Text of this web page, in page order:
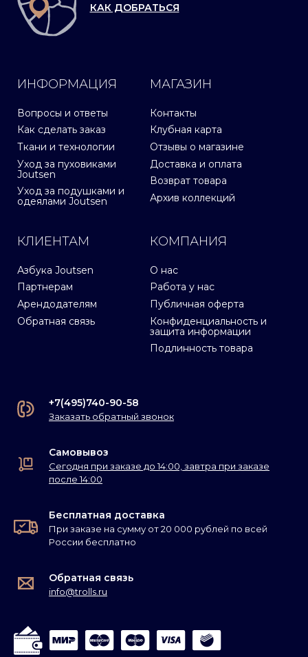
ИНФОРМАЦИЯ
Вопросы и ответы
Как сделать заказ
Ткани и технологии
Уход за пуховиками
Joutsen
Уход за подушками и
одеялами Joutsen
МАГАЗИН
Контакты
Клубная карта
Отзывы о магазине
Доставка и оплата
Возврат товара
Архив коллекций
КЛИЕНТАМ
Азбука Joutsen
Партнерам
Арендодателям
Обратная связь
КОМПАНИЯ
О нас
Работа у нас
Публичная оферта
Конфиденциальность и
защита информации
Подлинность товара
КАК ДОБРАТЬСЯ
+7(495)740-90-58
Заказать обратный звонок
Самовывоз
Сегодня при заказе до 14:00, завтра при заказе
после 14:00
Бесплатная доставка
При заказе на сумму от 20 000 рублей по всей
России бесплатно
Обратная связь
info@trolls.ru